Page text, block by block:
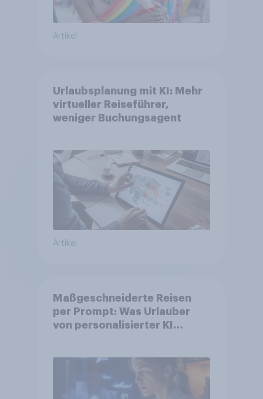
Artikel
Urlaubsplanung mit KI: Mehr
virtueller Reiseführer,
weniger Buchungsagent
Artikel
Maßgeschneiderte Reisen
per Prompt: Was Urlauber
von personalisierter KI
bereits genutzt werden